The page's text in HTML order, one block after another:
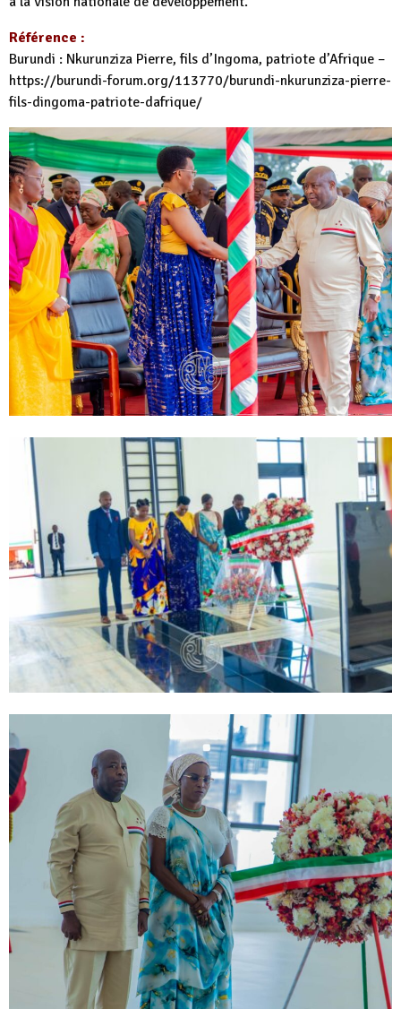
Référence :
Burundi : Nkurunziza Pierre, fils d’Ingoma, patriote d’Afrique –
https://burundi-forum.org/113770/burundi-nkurunziza-pierre-
fils-dingoma-patriote-dafrique/